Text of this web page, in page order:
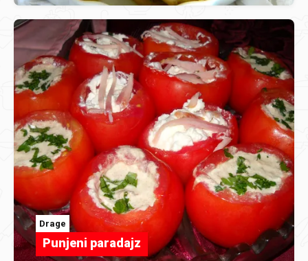
Drage
Punjeni paradajz